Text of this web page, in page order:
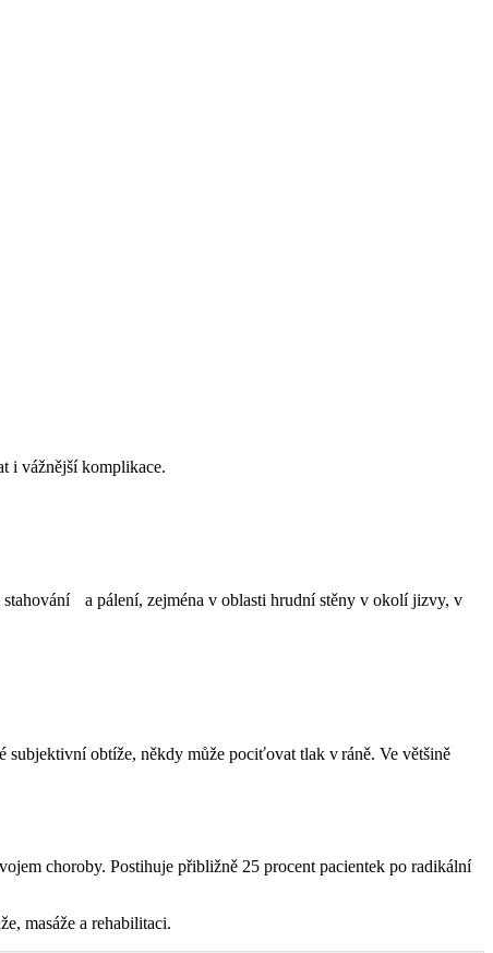
i vážnější komplikace.
stahování a pálení, zejména v oblasti hrudní stěny v okolí jizvy, v
obtíže, někdy může pociťovat tlak v ráně. Ve většině
choroby. Postihuje přibližně 25 procent pacientek po radikální
masáže a rehabilitaci.